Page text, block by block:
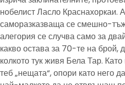
нобелист Ласло Краснахоркаи.
саморазказваща се смешно-
алегория се случва само за
какво остава за 70-те на брой,
колкото тук живя Бела Тар.
теб „нещата“, опори като него